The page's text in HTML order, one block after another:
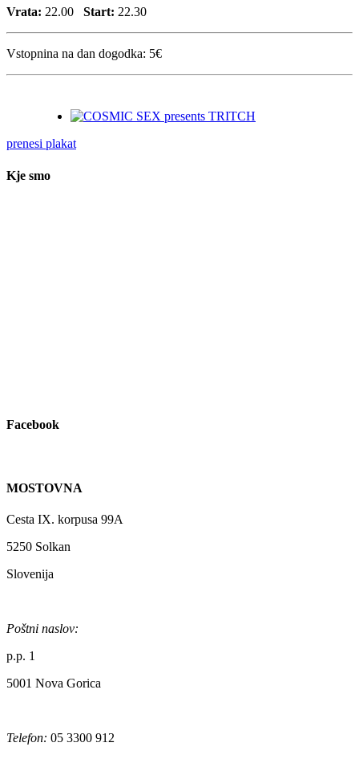
Vrata: 22.00 Start: 22.30
Vstopnina na dan dogodka: 5€
prenesi plakat
Kje smo
Facebook
MOSTOVNA
Cesta IX. korpusa 99A
5250 Solkan
Slovenija
Poštni naslov:
p.p. 1
5001 Nova Gorica
Telefon: 05 3300 912